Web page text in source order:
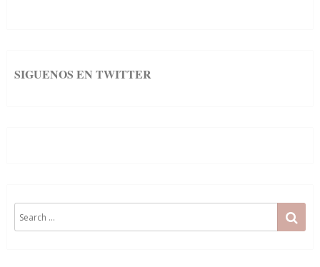
SIGUENOS EN TWITTER
for: